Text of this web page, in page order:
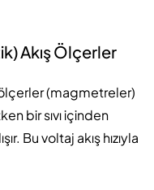
Akış Ölçerler
(magmetreler)
bir sıvı içinden
Bu voltaj akış hızıyla